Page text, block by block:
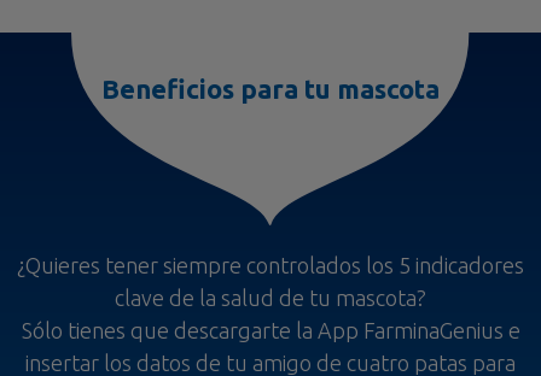
Beneficios para tu mascota
¿Quieres tener siempre controlados los 5 indicadores
clave de la salud de tu mascota?
Sólo tienes que descargarte la App FarminaGenius e
insertar los datos de tu amigo de cuatro patas para